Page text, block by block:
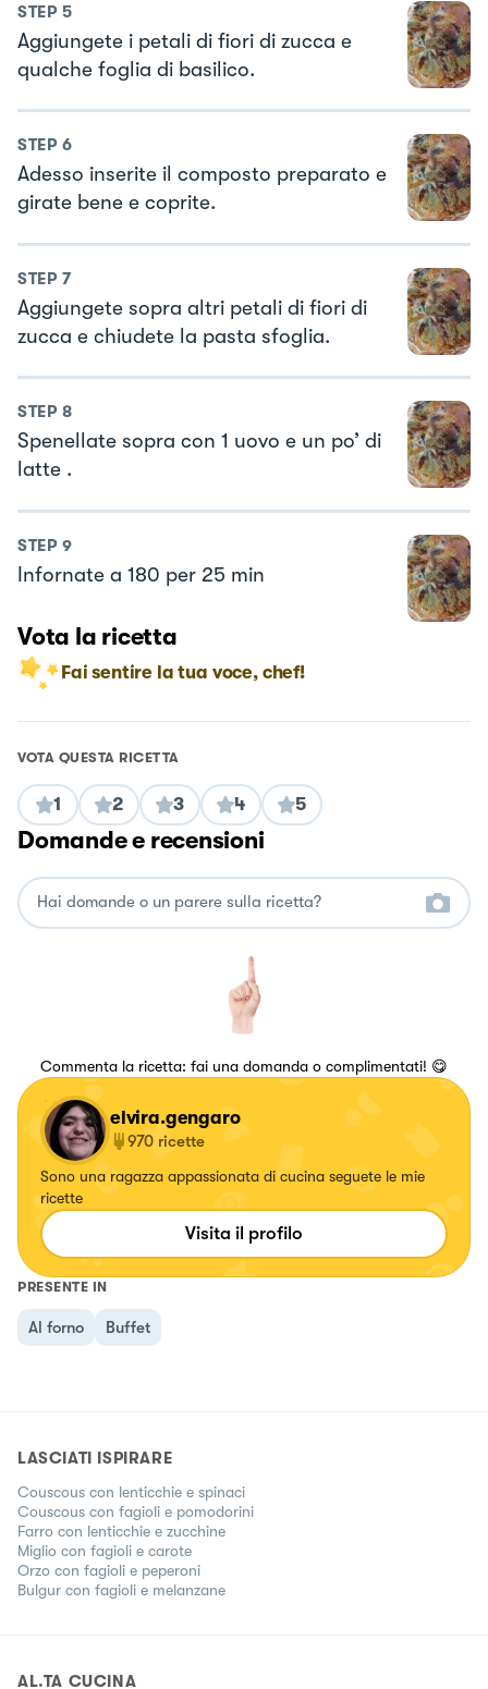
STEP 5
Aggiungete i petali di fiori di zucca e
qualche foglia di basilico.
STEP 6
Adesso inserite il composto preparato e
girate bene e coprite.
STEP 7
Aggiungete sopra altri petali di fiori di
zucca e chiudete la pasta sfoglia.
STEP 8
Spenellate sopra con 1 uovo e un po’ di
latte .
STEP 9
Infornate a 180 per 25 min
Vota la ricetta
Fai sentire la tua voce, chef!
VOTA QUESTA RICETTA
1 2 3 4 5
Domande e recensioni
Commenta la ricetta: fai una domanda o complimentati! 😋
elvira.gengaro
970 ricette
Sono una ragazza appassionata di cucina seguete le mie
ricette
Visita il profilo
PRESENTE IN
Al forno Buffet
LASCIATI ISPIRARE
Couscous con lenticchie e spinaci
Couscous con fagioli e pomodorini
Farro con lenticchie e zucchine
Miglio con fagioli e carote
Orzo con fagioli e peperoni
Bulgur con fagioli e melanzane
AL.TA CUCINA